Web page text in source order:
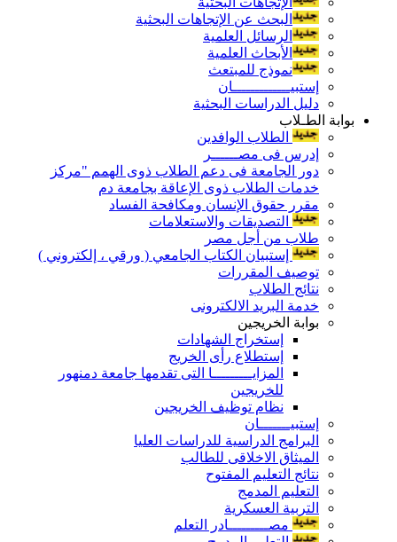
البحث عن الإتجاهات البحثية
الرسائل العلمية
الأبحاث العلمية
نموذج للمبتعث
إستبيـــــــــــــان
دليل الدراسات البحثية
بوابة الطـلاب
الطلاب الوافدين
إدرس فى مصــــــر
دور الجامعة فى دعم الطلاب ذوى الهمم "مركز
خدمات الطلاب ذوى الإعاقة بجامعة دم
مقرر حقوق الإنسان ومكافحة الفساد
التصديقات والاستعلامات
طلاب من أجل مصر
إستبيان الكتاب الجامعي ( ورقي ، إلكتروني )
توصيف المقررات
نتائج الطلاب
خدمة البريد الالكترونى
بوابة الخريجين
إستخراج الشهادات
إستطلاع رأى الخريج
المزايـــــــــا التى تقدمها جامعة دمنهور
للخريجين
نظام توظيف الخريجين
إستبيـــــــان
البرامج الدراسية للدراسات العليا
الميثاق الاخلاقى للطالب
نتائج التعليم المفتوح
التعليم المدمج
التربية العسكرية
مصـــــــــادر التعلم